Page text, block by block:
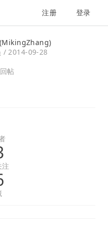
注册 登录
/2014-09-28
帖
注